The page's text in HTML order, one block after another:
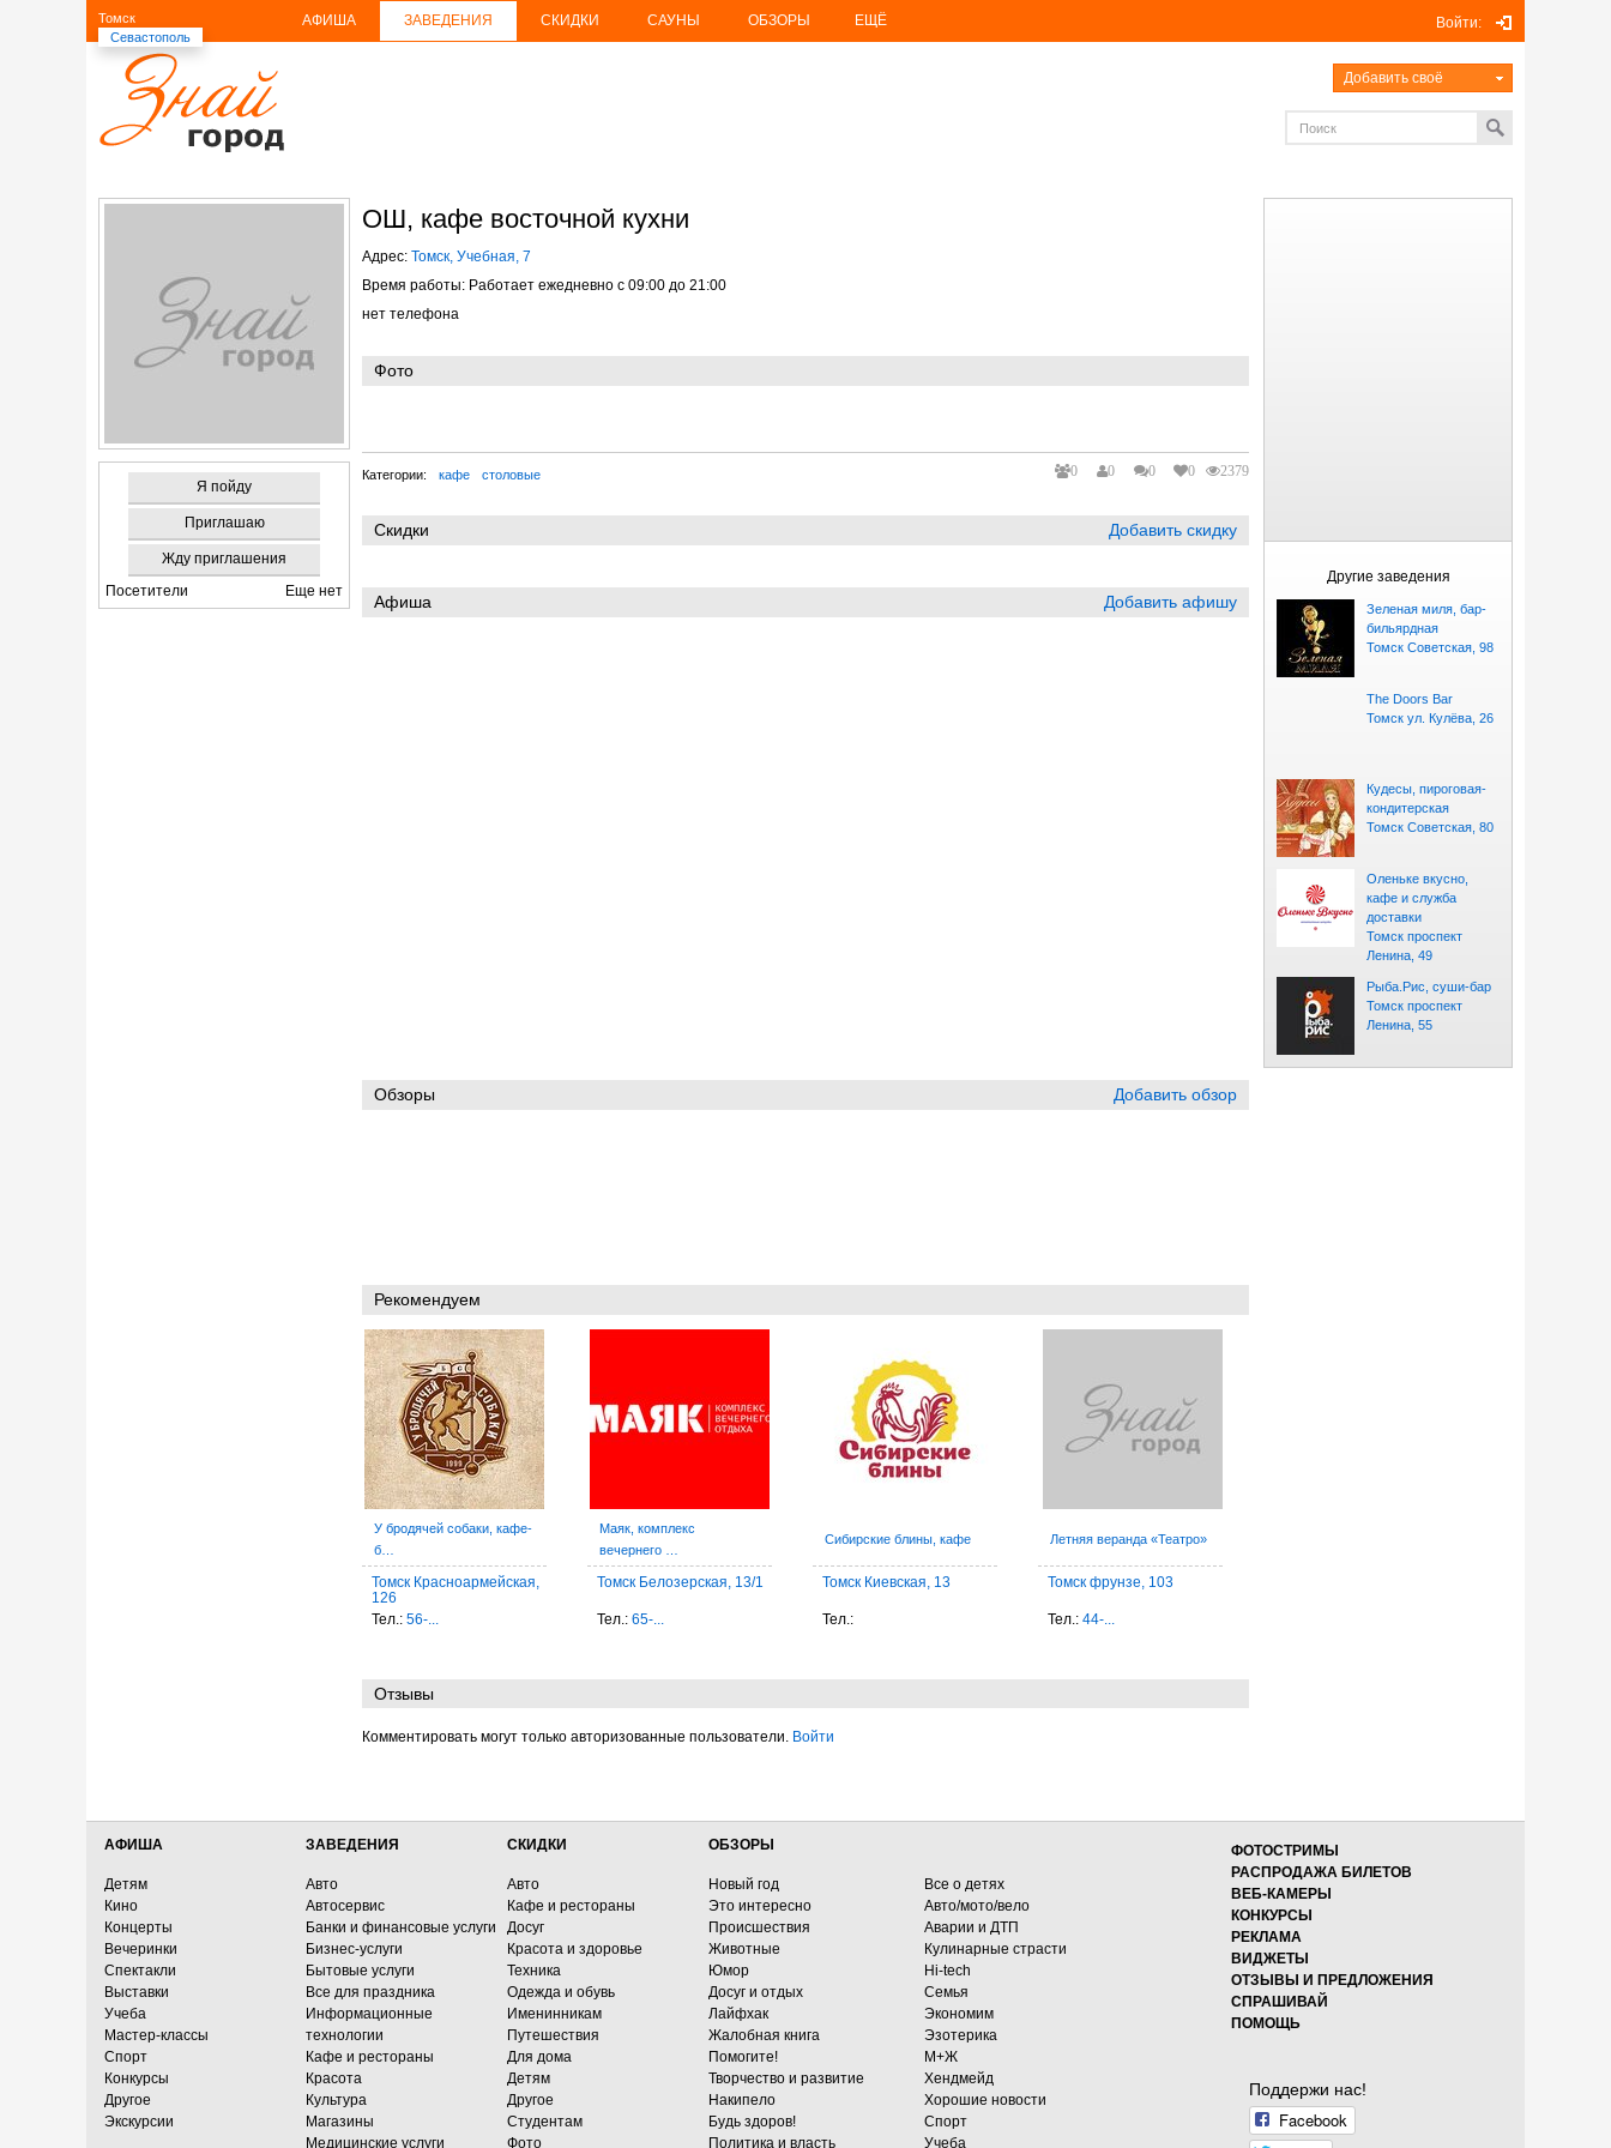
Томск
Севастополь
АФИША ЗАВЕДЕНИЯ СКИДКИ САУНЫ ОБЗОРЫ ЕЩЁ Войти:
Добавить своё
Я пойду
Приглашаю
Жду приглашения
Посетители
Еще нет
Другие заведения
Зеленая миля, бар-
бильярдная
Томск Советская, 98
The Doors Bar
Томск ул. Кулёва, 26
Кудесы, пироговая-
кондитерская
Томск Советская, 80
Оленьке вкусно,
кафе и служба
доставки
Томск проспект
Ленина, 49
Рыба.Рис, суши-бар
Томск проспект
Ленина, 55
ОШ, кафе восточной кухни
Адрес: Томск, Учебная, 7
Время работы: Работает ежедневно с 09:00 до 21:00
нет телефона
Фото
Категории: кафе столовые 0 0 0 0 2379
Скидки Добавить скидку
Афиша Добавить афишу
Обзоры Добавить обзор
Рекомендуем
У бродячей собаки, кафе-
б…
Томск Красноармейская,
126
Тел.: 56-...
Маяк, комплекс
вечернего …
Томск Белозерская, 13/1
Тел.: 65-...
Сибирские блины, кафе
Томск Киевская, 13
Тел.:
Летняя веранда «Театро»
Томск фрунзе, 103
Тел.: 44-...
Отзывы
Комментировать могут только авторизованные пользователи. Войти
Поддержи нас!
Facebook
АФИША
Детям
Кино
Концерты
Вечеринки
Спектакли
Выставки
Учеба
Мастер-классы
Спорт
Конкурсы
Другое
Экскурсии
ЗАВЕДЕНИЯ
Авто
Автосервис
Банки и финансовые услуги
Бизнес-услуги
Бытовые услуги
Все для праздника
Информационные
технологии
Кафе и рестораны
Красота
Культура
Магазины
Медицинские услуги
СКИДКИ
Авто
Кафе и рестораны
Досуг
Красота и здоровье
Техника
Одежда и обувь
Именинникам
Путешествия
Для дома
Детям
Другое
Студентам
Фото
ОБЗОРЫ
Новый год
Все о детях
Это интересно
Авто/мото/вело
Происшествия
Аварии и ДТП
Животные
Кулинарные страсти
Юмор
Hi-tech
Досуг и отдых
Семья
Лайфхак
Экономим
Жалобная книга
Эзотерика
Помогите!
М+Ж
Творчество и развитие
Хендмейд
Накипело
Хорошие новости
Будь здоров!
Спорт
Политика и власть
Учеба
ФОТОСТРИМЫ
РАСПРОДАЖА БИЛЕТОВ
ВЕБ-КАМЕРЫ
КОНКУРСЫ
РЕКЛАМА
ВИДЖЕТЫ
ОТЗЫВЫ И ПРЕДЛОЖЕНИЯ
СПРАШИВАЙ
ПОМОЩЬ